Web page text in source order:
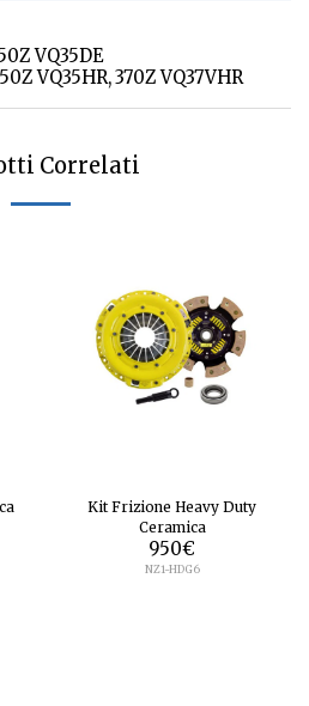
VQ35DE
VQ35HR, 370Z VQ37VHR
Correlati
Kit Frizione Heavy Duty
Ceramica
950€
NZ1-HDG6